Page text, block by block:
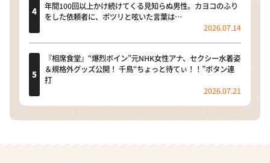
年間100回以上かけ続けてくる見知らぬ男性。カヨコのふり
をした依頼者に、ポツリと呟いた言葉は…
2026.07.14
『相席食堂』“爆烈ボイン”元NHK女性アナ、セクシー水着姿
＆規格外グッズ公開！ 千鳥“ちょっと待てぃ！！”ボタン連
打
2026.07.21